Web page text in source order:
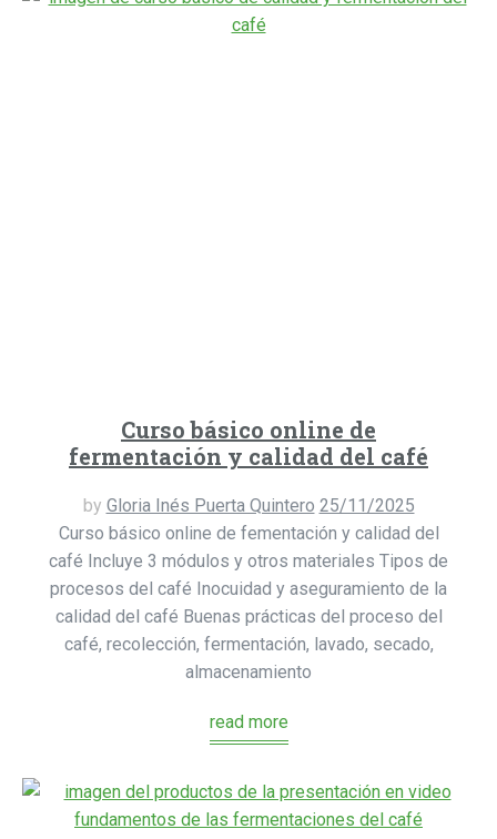
Curso básico online de
fermentación y calidad del café
by Gloria Inés Puerta Quintero 25/11/2025
Curso básico online de fementación y calidad del
café Incluye 3 módulos y otros materiales Tipos de
procesos del café Inocuidad y aseguramiento de la
calidad del café Buenas prácticas del proceso del
café, recolección, fermentación, lavado, secado,
almacenamiento
read more